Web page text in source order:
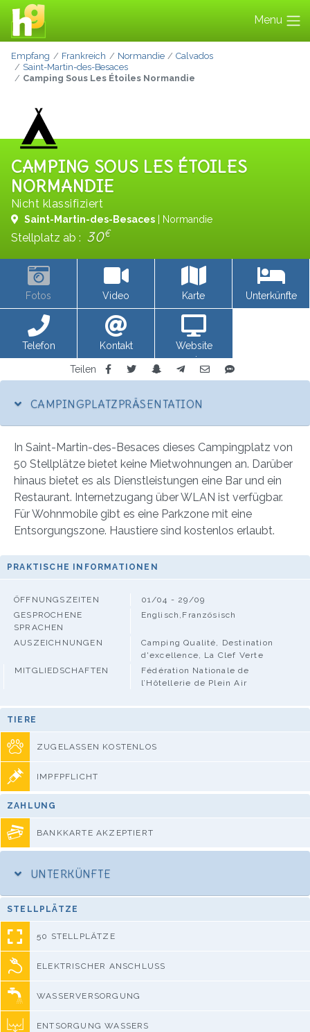
Menu
Empfang Frankreich Normandie
Calvados
Saint-Martin-des-Besaces
Camping Sous Les Étoiles Normandie
CAMPING SOUS LES ÉTOILES
NORMANDIE
Nicht klassifiziert
Saint-Martin-des-Besaces | Normandie
Stellplatz ab : 30€
Fotos Video Karte Unterkünfte
Telefon Kontakt
Website
anzeigen
Teilen
CAMPINGPLATZPRÄSENTATION
In Saint-Martin-des-Besaces dieses Campingplatz von
50 Stellplätze bietet keine Mietwohnungen an. Darüber
hinaus bietet es als Dienstleistungen eine Bar und ein
Restaurant. Internetzugang über WLAN ist verfügbar.
Für Wohnmobile gibt es eine Parkzone mit eine
Entsorgungszone. Haustiere sind kostenlos erlaubt.
PRAKTISCHE INFORMATIONEN
ÖFFNUNGSZEITEN
01/04 - 29/09
GESPROCHENE
SPRACHEN
Englisch,Französisch
AUSZEICHNUNGEN
Camping Qualité, Destination
d'excellence, La Clef Verte
MITGLIEDSCHAFTEN
Fédération Nationale de
l’Hôtellerie de Plein Air
TIERE
ZUGELASSEN KOSTENLOS
IMPFPFLICHT
ZAHLUNG
BANKKARTE AKZEPTIERT
UNTERKÜNFTE
STELLPLÄTZE
50 STELLPLÄTZE
ELEKTRISCHER ANSCHLUSS
WASSERVERSORGUNG
ENTSORGUNG WASSERS